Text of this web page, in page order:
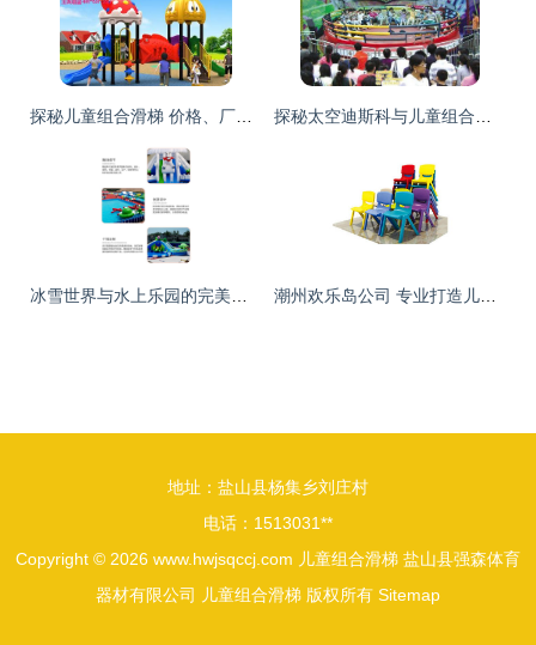
地址：盐山县杨集乡刘庄村
电话：1513031**
Copyright © 2026 www.hwjsqccj.com 儿童组合滑梯 盐山县强森体育
器材有限公司
儿童组合滑梯 版权所有 Sitemap